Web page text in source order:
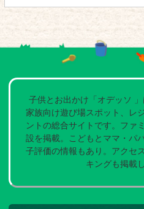
子供とお出かけ「オデッソ
家族向け遊び場スポット、レ
ントの総合サイトです。ファ
設を掲載。こどもとママ・パ
子評価の情報もあり。アクセ
キングも掲載